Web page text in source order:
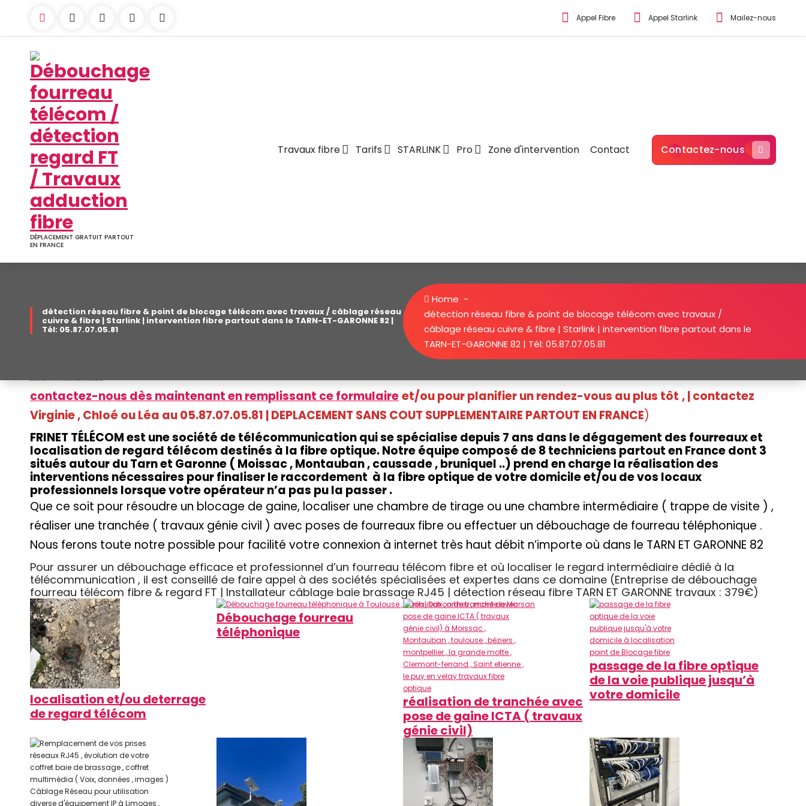
Appel Fibre Appel Starlink Mailez-nous
DÉPLACEMENT GRATUIT PARTOUT
EN FRANCE
Travaux fibre Tarifs STARLINK Pro Zone d'intervention Contact Contactez-nous
détection réseau fibre & point de blocage télécom avec travaux / câblage réseau
cuivre & fibre | Starlink | intervention fibre partout dans le TARN-ET-GARONNE 82 |
Tél: 05.87.07.05.81
Home -
détection réseau fibre & point de blocage télécom avec travaux /
câblage réseau cuivre & fibre | Starlink | intervention fibre partout dans le
TARN-ET-GARONNE 82 | Tél: 05.87.07.05.81
contactez-nous dès maintenant en remplissant ce formulaireet/ou pour planifier un rendez-vous au plus tôt , | contactez
Virginie , Chloé ou Léa au 05.87.07.05.81 | DEPLACEMENT SANS COUT SUPPLEMENTAIRE PARTOUT EN FRANCE)
FRINET TÉLÉCOM est une société de télécommunication qui se spécialise depuis 7 ans dans le dégagement des fourreaux et
localisation de regard télécom destinés à la fibre optique. Notre équipe composé de 8 techniciens partout en France dont 3
situés autour du Tarn et Garonne ( Moissac , Montauban , caussade , bruniquel ..) prend en charge la réalisation des
interventions nécessaires pour finaliser le raccordement à la fibre optique de votre domicile et/ou de vos locaux
professionnels lorsque votre opérateur n’a pas pu la passer .
Que ce soit pour résoudre un blocage de gaine, localiser une chambre de tirage ou une chambre intermédiaire ( trappe de visite ) ,
réaliser une tranchée ( travaux génie civil ) avec poses de fourreaux fibre ou effectuer un débouchage de fourreau téléphonique .
Nous ferons toute notre possible pour facilité votre connexion à internet très haut débit n’importe où dans le TARN ET GARONNE 82
Pour assurer un débouchage efficace et professionnel d’un fourreau télécom fibre et où localiser le regard intermédiaire dédié à la
télécommunication , il est conseillé de faire appel à des sociétés spécialisées et expertes dans ce domaine (Entreprise de débouchage
fourreau télécom fibre & regard FT | Installateur câblage baie brassage RJ45 | détection réseau fibre TARN ET GARONNE travaux : 379€)
localisation et/ou deterrage
de regard télécom
Débouchage fourreau
téléphonique
réalisation de tranchée avec
pose de gaine ICTA ( travaux
génie civil)
passage de la fibre optique
de la voie publique jusqu’à
votre domicile